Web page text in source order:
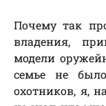
Почему так
владения,
модели
семье не
охотников, я,